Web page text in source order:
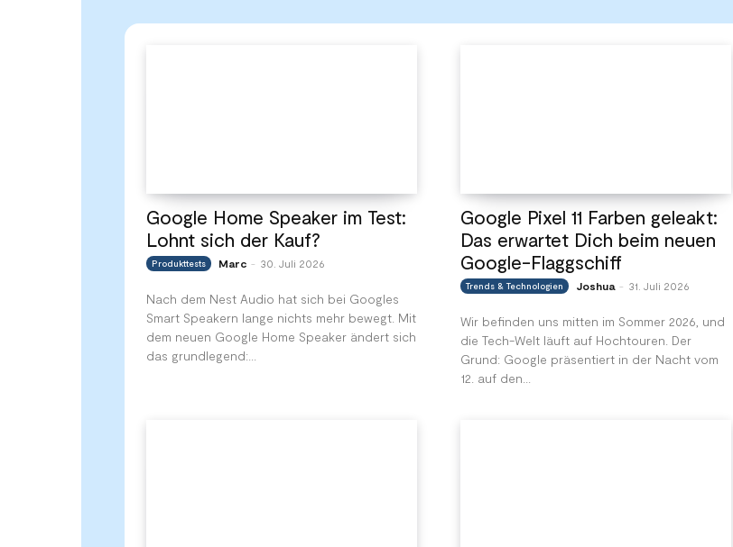
Google Home Speaker im Test:
Lohnt sich der Kauf?
Produkttests Marc - 30. Juli 2026
Nach dem Nest Audio hat sich bei Googles
Smart Speakern lange nichts mehr bewegt. Mit
dem neuen Google Home Speaker ändert sich
das grundlegend:...
Google Pixel 11 Farben geleakt:
Das erwartet Dich beim neuen
Google-Flaggschiff
Trends & Technologien Joshua - 31. Juli 2026
Wir befinden uns mitten im Sommer 2026, und
die Tech-Welt läuft auf Hochtouren. Der
Grund: Google präsentiert in der Nacht vom
12. auf den...